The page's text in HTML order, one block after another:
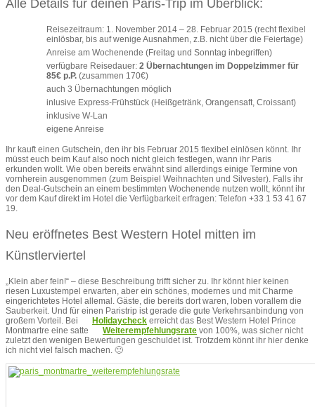
Alle Details für deinen Paris-Trip im Überblick:
Reisezeitraum: 1. November 2014 – 28. Februar 2015 (recht flexibel
einlösbar, bis auf wenige Ausnahmen, z.B. nicht über die Feiertage)
Anreise am Wochenende (Freitag und Sonntag inbegriffen)
verfügbare Reisedauer: 2 Übernachtungen im Doppelzimmer für
85€ p.P. (zusammen 170€)
auch 3 Übernachtungen möglich
inlusive Express-Frühstück (Heißgetränk, Orangensaft, Croissant)
inklusive W-Lan
eigene Anreise
Ihr kauft einen Gutschein, den ihr bis Februar 2015 flexibel einlösen könnt. Ihr
müsst euch beim Kauf also noch nicht gleich festlegen, wann ihr Paris
erkunden wollt. Wie oben bereits erwähnt sind allerdings einige Termine von
vornherein ausgenommen (zum Beispiel Weihnachten und Silvester). Falls ihr
den Deal-Gutschein an einem bestimmten Wochenende nutzen wollt, könnt ihr
vor dem Kauf direkt im Hotel die Verfügbarkeit erfragen: Telefon +33 1 53 41 67
19.
Neu eröffnetes Best Western Hotel mitten im
Künstlerviertel
„Klein aber fein!“ – diese Beschreibung trifft sicher zu. Ihr könnt hier keinen
riesen Luxustempel erwarten, aber ein schönes, modernes und mit Charme
eingerichtetes Hotel allemal. Gäste, die bereits dort waren, loben vorallem die
Sauberkeit. Und für einen Paristrip ist gerade die gute Verkehrsanbindung von
großem Vorteil. Bei
Holidaycheck erreicht das Best Western Hotel Prince
Montmartre eine satte
Weiterempfehlungsrate von 100%, was sicher nicht
zuletzt den wenigen Bewertungen geschuldet ist. Trotzdem könnt ihr hier denke
ich nicht viel falsch machen. 🙂